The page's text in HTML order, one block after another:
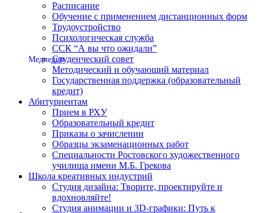
Расписание
Обучение с применением дистанционных форм
Трудоустройство
Психологическая служба
ССК “А вы что ожидали”
Студенческий совет
Методический и обучающий материал
Государственная поддержка (образовательный
кредит)
Абитуриентам
Прием в РХУ
Образовательный кредит
Приказы о зачислении
Образцы экзаменационных работ
Специальности Ростовского художественного
училища имени М.Б. Грекова
Школа креативных индустрий
Студия дизайна: Творите, проектируйте и
вдохновляйте!
Студия анимации и 3D-графики: Путь к
Медпедия